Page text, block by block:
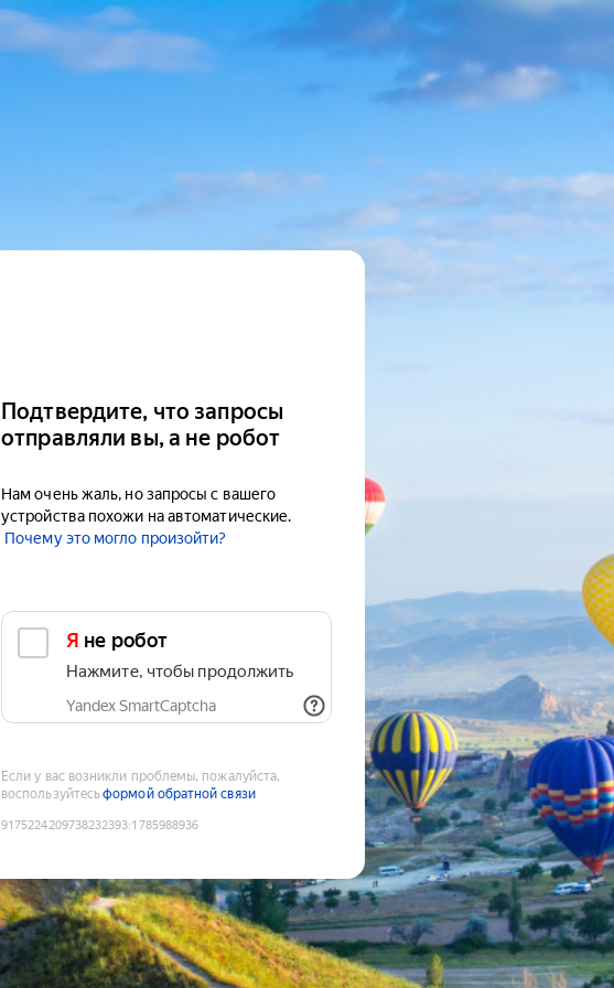
Подтвердите, что запросы
отправляли вы, а не робот
Нам очень жаль, но запросы с вашего
устройства похожи на автоматические.
Почему это могло произойти?
Я не робот
Нажмите, чтобы продолжить
Yandex SmartCaptcha
Если у вас возникли проблемы, пожалуйста,
воспользуйтесьформой обратной связи
9175224209738232393:1785988936